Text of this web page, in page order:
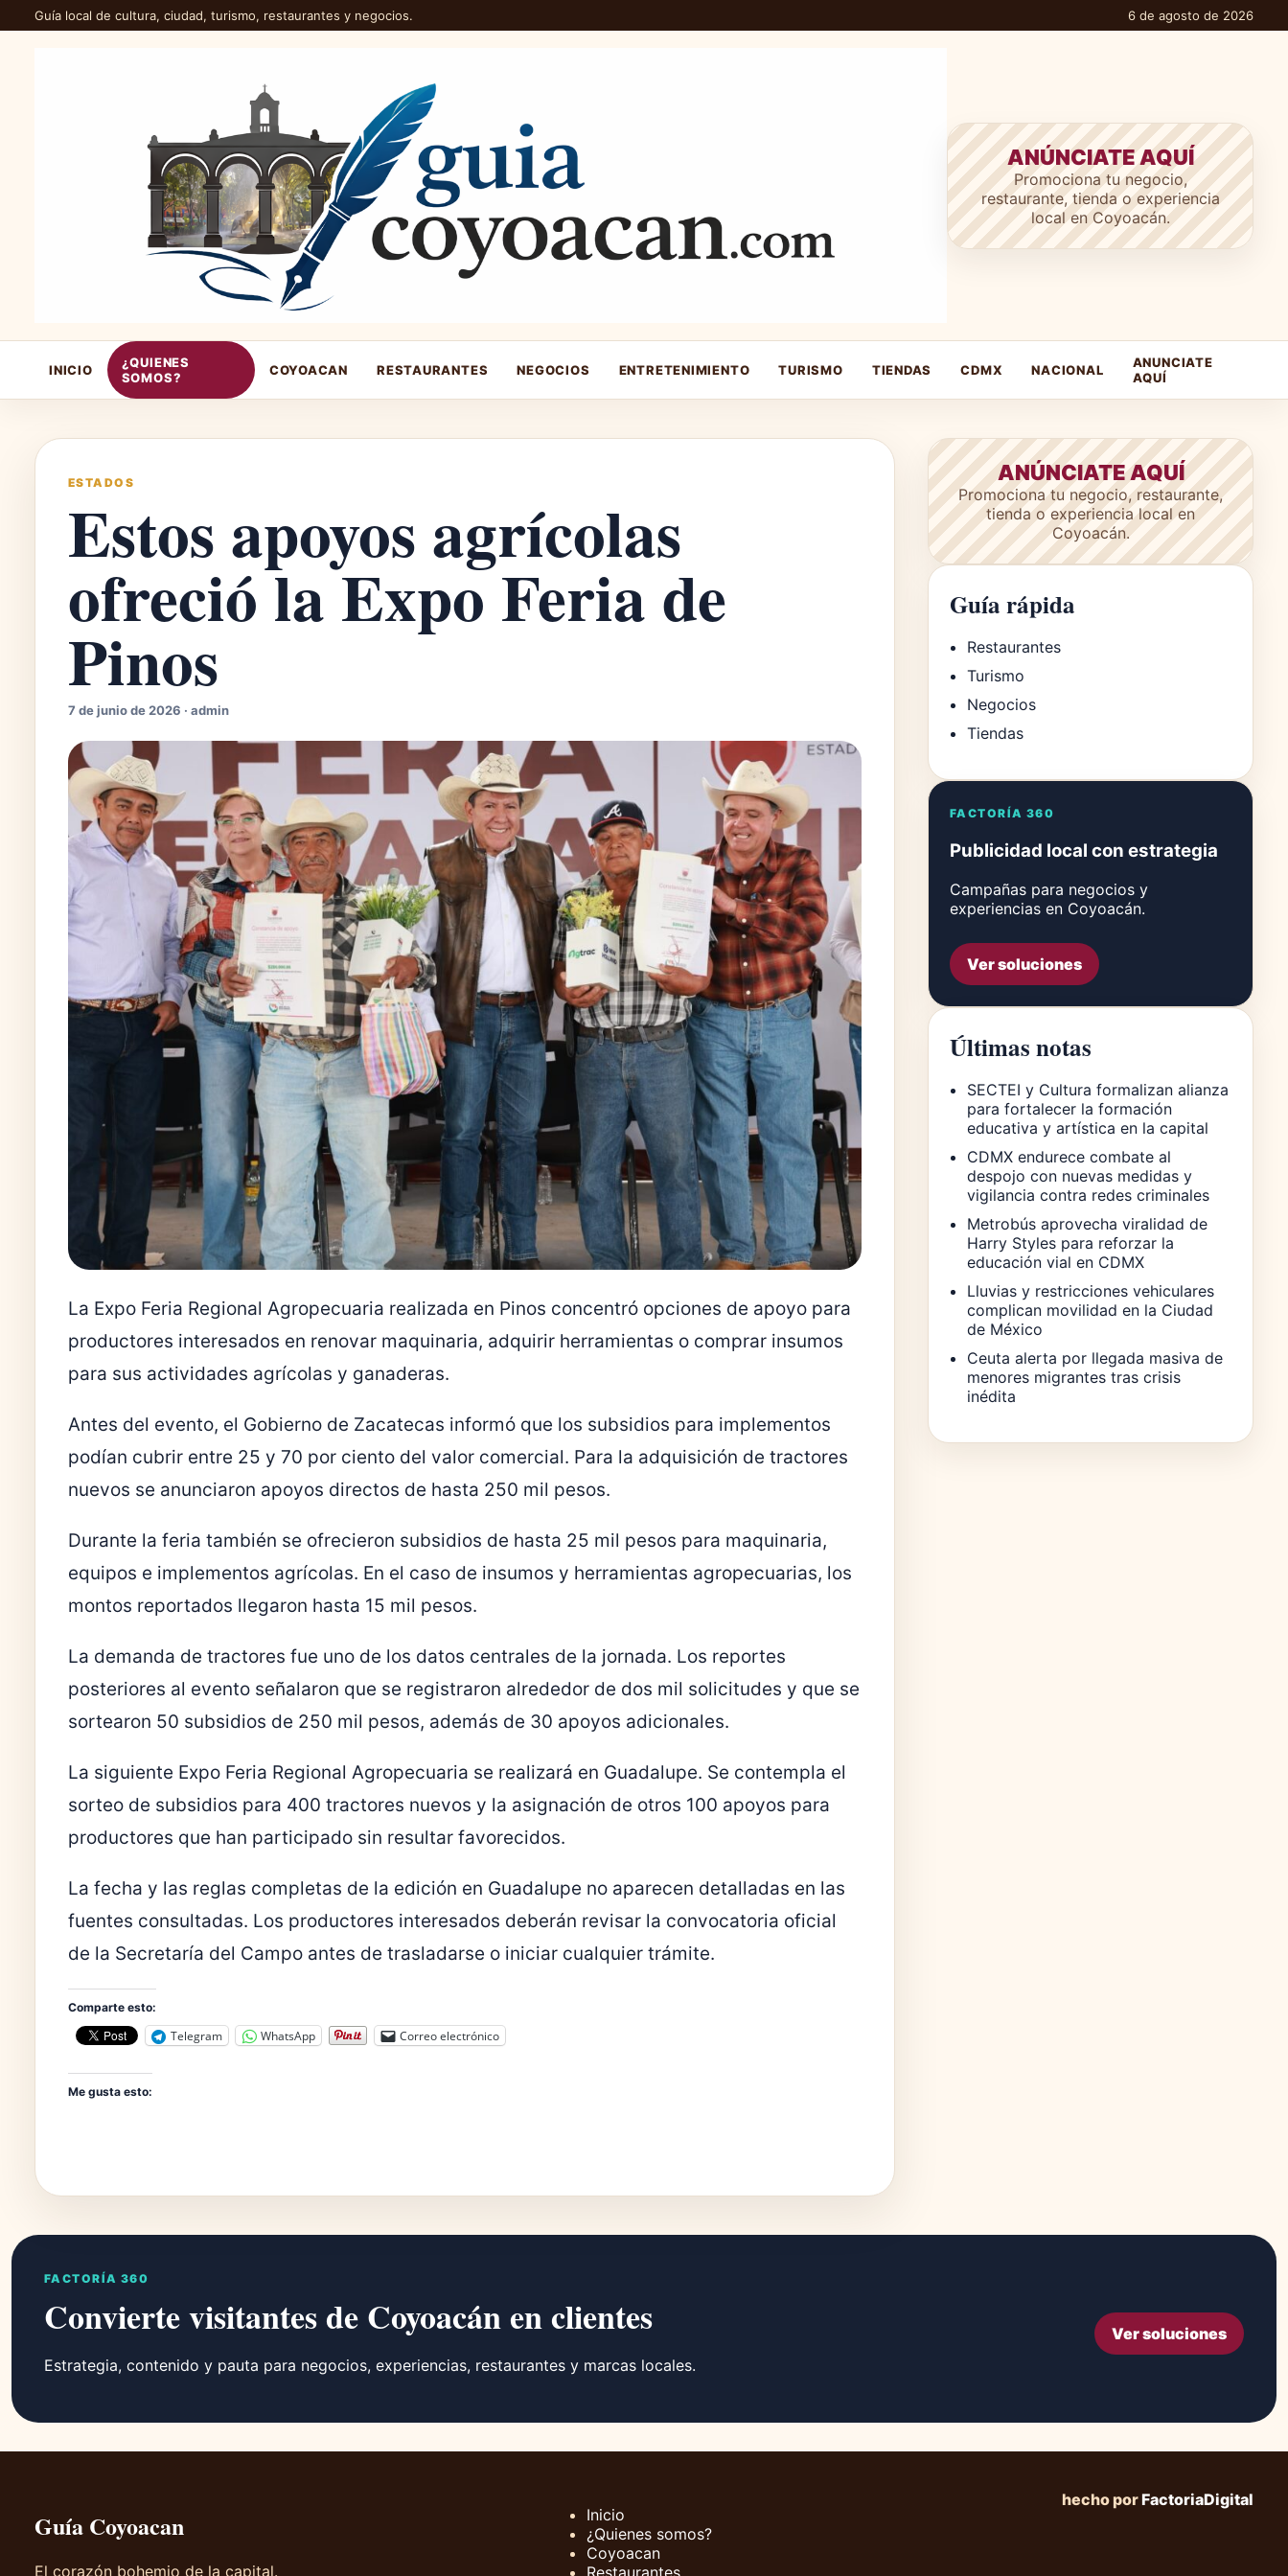
Guía local de cultura, ciudad, turismo, restaurantes y negocios. 6 de agosto de 2026
ANÚNCIATE AQUÍ
Promociona tu negocio,
restaurante, tienda o experiencia
local en Coyoacán.
INICIO
¿QUIENES
SOMOS?
COYOACAN RESTAURANTES NEGOCIOS ENTRETENIMIENTO TURISMO TIENDAS CDMX NACIONAL
ANUNCIATE
AQUÍ
ESTADOS
Estos apoyos agrícolas
ofreció la Expo Feria de
Pinos
7 de junio de 2026 · admin
La Expo Feria Regional Agropecuaria realizada en Pinos concentró opciones de apoyo para
productores interesados en renovar maquinaria, adquirir herramientas o comprar insumos
para sus actividades agrícolas y ganaderas.
Antes del evento, el Gobierno de Zacatecas informó que los subsidios para implementos
podían cubrir entre 25 y 70 por ciento del valor comercial. Para la adquisición de tractores
nuevos se anunciaron apoyos directos de hasta 250 mil pesos.
Durante la feria también se ofrecieron subsidios de hasta 25 mil pesos para maquinaria,
equipos e implementos agrícolas. En el caso de insumos y herramientas agropecuarias, los
montos reportados llegaron hasta 15 mil pesos.
La demanda de tractores fue uno de los datos centrales de la jornada. Los reportes
posteriores al evento señalaron que se registraron alrededor de dos mil solicitudes y que se
sortearon 50 subsidios de 250 mil pesos, además de 30 apoyos adicionales.
La siguiente Expo Feria Regional Agropecuaria se realizará en Guadalupe. Se contempla el
sorteo de subsidios para 400 tractores nuevos y la asignación de otros 100 apoyos para
productores que han participado sin resultar favorecidos.
La fecha y las reglas completas de la edición en Guadalupe no aparecen detalladas en las
fuentes consultadas. Los productores interesados deberán revisar la convocatoria oficial
de la Secretaría del Campo antes de trasladarse o iniciar cualquier trámite.
Comparte esto:
Telegram WhatsApp Correo electrónico
Me gusta esto:
ANÚNCIATE AQUÍ
Promociona tu negocio, restaurante,
tienda o experiencia local en
Coyoacán.
Guía rápida
Restaurantes
Turismo
Negocios
Tiendas
FACTORÍA 360
Publicidad local con estrategia
Campañas para negocios y
experiencias en Coyoacán.
Ver soluciones
Últimas notas
SECTEI y Cultura formalizan alianza
para fortalecer la formación
educativa y artística en la capital
CDMX endurece combate al
despojo con nuevas medidas y
vigilancia contra redes criminales
Metrobús aprovecha viralidad de
Harry Styles para reforzar la
educación vial en CDMX
Lluvias y restricciones vehiculares
complican movilidad en la Ciudad
de México
Ceuta alerta por llegada masiva de
menores migrantes tras crisis
inédita
FACTORÍA 360
Convierte visitantes de Coyoacán en clientes
Estrategia, contenido y pauta para negocios, experiencias, restaurantes y marcas locales.
Ver soluciones
Guía Coyoacan
El corazón bohemio de la capital.
Inicio
¿Quienes somos?
Coyoacan
hecho porFactoriaDigital